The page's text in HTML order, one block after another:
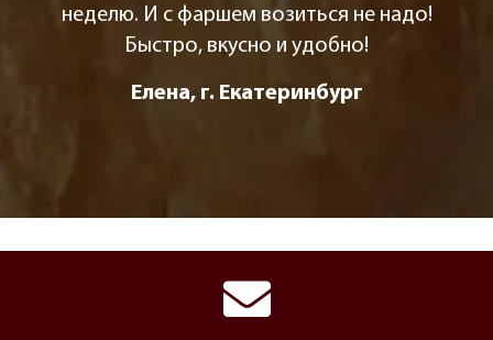
неделю. И с фаршем возиться не надо!
Быстро, вкусно и удобно!
Елена, г. Екатеринбург